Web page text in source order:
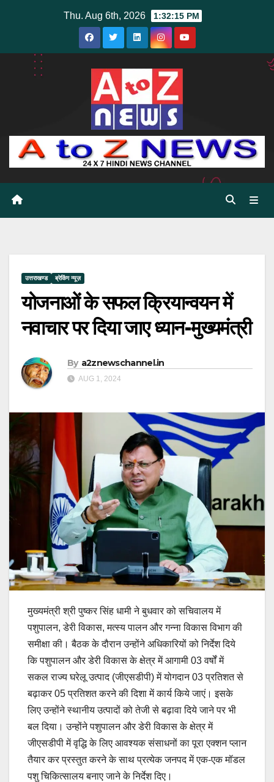
Thu. Aug 6th, 2026 1:32:17 PM
उत्तराखण्ड ब्रेकिंग न्यूज़
योजनाओं के सफल क्रियान्वयन में
नवाचार पर दिया जाए ध्यान-मुख्यमंत्री
By a2znewschannel.in
AUG 1, 2024
मुख्यमंत्री श्री पुष्कर सिंह धामी ने बुधवार को सचिवालय में
पशुपालन, डेरी विकास, मत्स्य पालन और गन्ना विकास विभाग की
समीक्षा की। बैठक के दौरान उन्होंने अधिकारियों को निर्देश दिये
कि पशुपालन और डेरी विकास के क्षेत्र में आगामी 03 वर्षों में
सकल राज्य घरेलू उत्पाद (जीएसडीपी) में योगदान 03 प्रतिशत से
बढ़ाकर 05 प्रतिशत करने की दिशा में कार्य किये जाएं। इसके
लिए उन्होंने स्थानीय उत्पादों को तेजी से बढ़ावा दिये जाने पर भी
बल दिया। उन्होंने पशुपालन और डेरी विकास के क्षेत्र में
जीएसडीपी में वृद्धि के लिए आवश्यक संसाधनों का पूरा एक्शन प्लान
तैयार कर प्रस्तुत करने के साथ प्रत्येक जनपद में एक-एक मॉडल
पशु चिकित्सालय बनाए जाने के निर्देश दिए।